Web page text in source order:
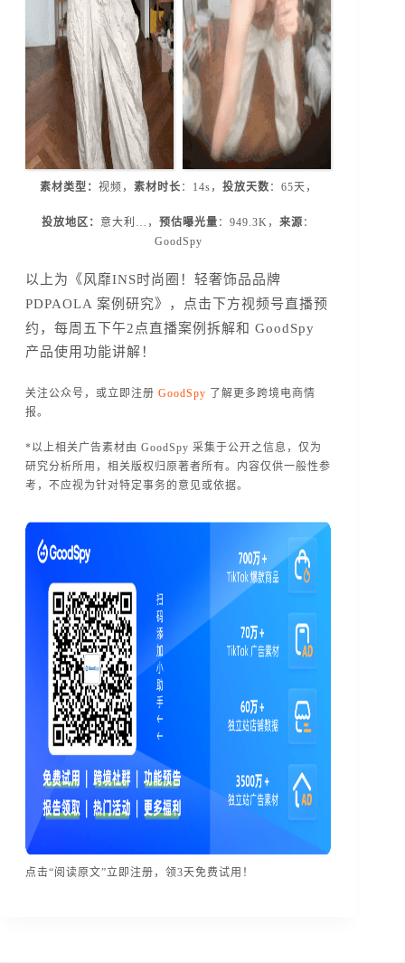
素材类型： 视频， 素材时长 ：14s， 投放天数 ：65天，
投放地区： 意大利…，预估曝光量 ：949.3K，来源 ：
GoodSpy
以上为《风靡INS时尚圈！轻奢饰品品牌
PDPAOLA 案例研究》
， 点击下方视频号直播预
约，
每周五下午2点直播案例拆解和 GoodSpy
产品使用功能讲解！
关注公众号，或立即注册 GoodSpy 了解更多跨境电商情
报。
*以上相关广告素材由 GoodSpy 采集于公开之信息，仅为
研究分析所用，相关版权归原著者所有。内容仅供一般性参
考，不应视为针对特定事务的意见或依据。
点击“阅读原文”立即注册，领3天免费试用！